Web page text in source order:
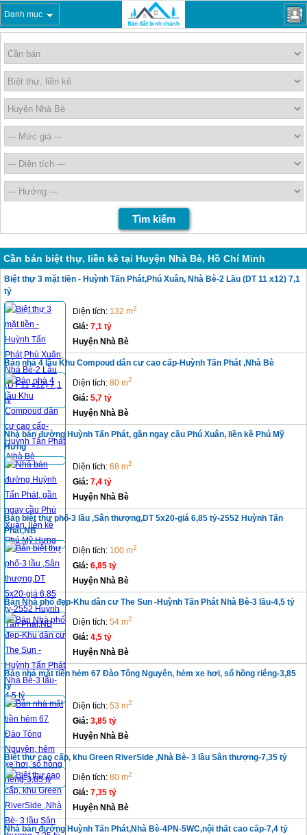
Danh mục
Cần bán biệt thự, liền kê tại Huyện Nhà Bè, Hồ Chí Minh
Biệt thự 3 mặt tiền - Huỳnh Tấn Phát,Phú Xuân, Nhà Bè-2 Lầu (DT 11 x12) 7,1
tỷ
Diện tích: 132 m2
Giá: 7,1 tỷ
Huyện Nhà Bè
Bán nhà 4 lầu Khu Compoud dân cư cao cấp-Huỳnh Tấn Phát ,Nhà Bè
Diện tích: 80 m2
Giá: 5,7 tỷ
Huyện Nhà Bè
Nhà bán đường Huỳnh Tấn Phát, gần ngay cầu Phú Xuân, liền kề Phú Mỹ
Hưng
Diện tích: 68 m2
Giá: 7,4 tỷ
Huyện Nhà Bè
Bán biệt thự phố-3 lầu ,Sân thượng,DT 5x20-giá 6,85 tỷ-2552 Huỳnh Tấn
Phát,NB
Diện tích: 100 m2
Giá: 6,85 tỷ
Huyện Nhà Bè
Bán Nhà phố đẹp-Khu dân cư The Sun -Huỳnh Tấn Phát Nhà Bè-3 lầu-4,5 tỷ
Diện tích: 54 m2
Giá: 4,5 tỷ
Huyện Nhà Bè
Bán nhà mặt tiền hẻm 67 Đào Tông Nguyên, hẻm xe hơi, sổ hồng riêng-3,85
tỷ
Diện tích: 53 m2
Giá: 3,85 tỷ
Huyện Nhà Bè
Biệt thự cao cấp, khu Green RiverSide ,Nhà Bè- 3 lầu Sân thượng-7,35 tỷ
Diện tích: 80 m2
Giá: 7,35 tỷ
Huyện Nhà Bè
Nhà bán đường Huỳnh Tấn Phát,Nhà Bè-4PN-5WC,nội thất cao cấp-7,4 tỷ